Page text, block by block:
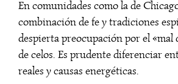
En comunidades como la de
combinación de fe y tradiciones
despierta preocupación por el «mal
de celos. Es prudente diferenciar
reales y causas energéticas.